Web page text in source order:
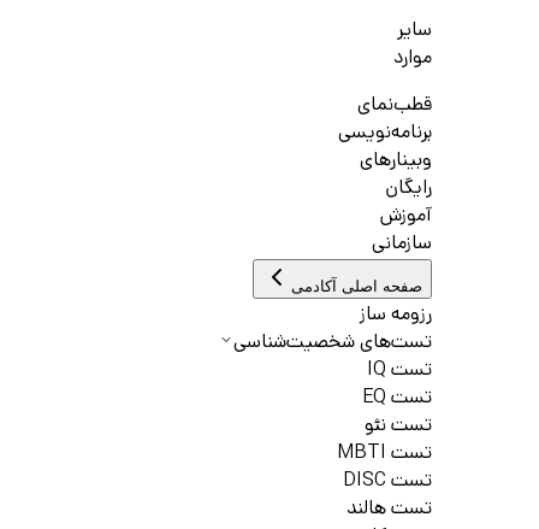
سایر
موارد
قطب‌نمای
برنامه‌نویسی
وبینارهای
رایگان
آموزش
سازمانی
صفحه اصلی آکادمی
رزومه ساز
تست‌های شخصیت‌شناسی
تست IQ
تست EQ
تست نئو
تست MBTI
تست DISC
تست هالند